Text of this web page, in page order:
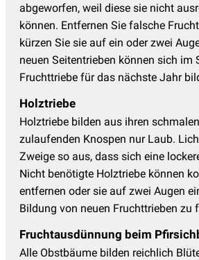
abgeworfen, weil diese sie nicht
können. Entfernen Sie falsche
kürzen Sie sie auf ein oder zwei
neuen Seitentrieben können sich im
Fruchttriebe für das nächste Jahr
Holztriebe
Holztriebe bilden aus ihren
zulaufenden Knospen nur Laub.
Zweige so aus, dass sich eine
Nicht benötigte Holztriebe können
entfernen oder sie auf zwei Augen
Bildung von neuen Fruchttrieben zu
Fruchtausdünnung beim
Alle Obstbäume bilden reichlich